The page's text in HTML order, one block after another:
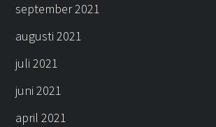
september 2021
augusti 2021
juli 2021
juni 2021
april 2021